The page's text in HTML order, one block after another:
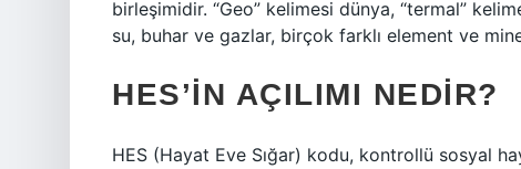
birleşimidir. “Geo” kelimesi dünya, “termal”
su, buhar ve gazlar, birçok farklı element ve
HES’IN AÇILIMI NEDIR?
HES (Hayat Eve Sığar) kodu, kontrollü sosyal